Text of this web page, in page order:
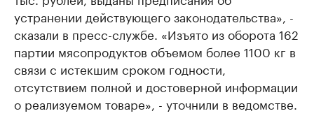
устранении действующего законодательства», -
сказали в пресс-службе. «Изъято из оборота 162
партии мясопродуктов объемом более 1100 кг в
связи с истекшим сроком годности,
отсутствием полной и достоверной информации
о реализуемом товаре», - уточнили в ведомстве.